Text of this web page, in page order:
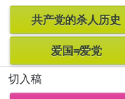
共产党的杀人历史
爱国≠爱党
切入稿